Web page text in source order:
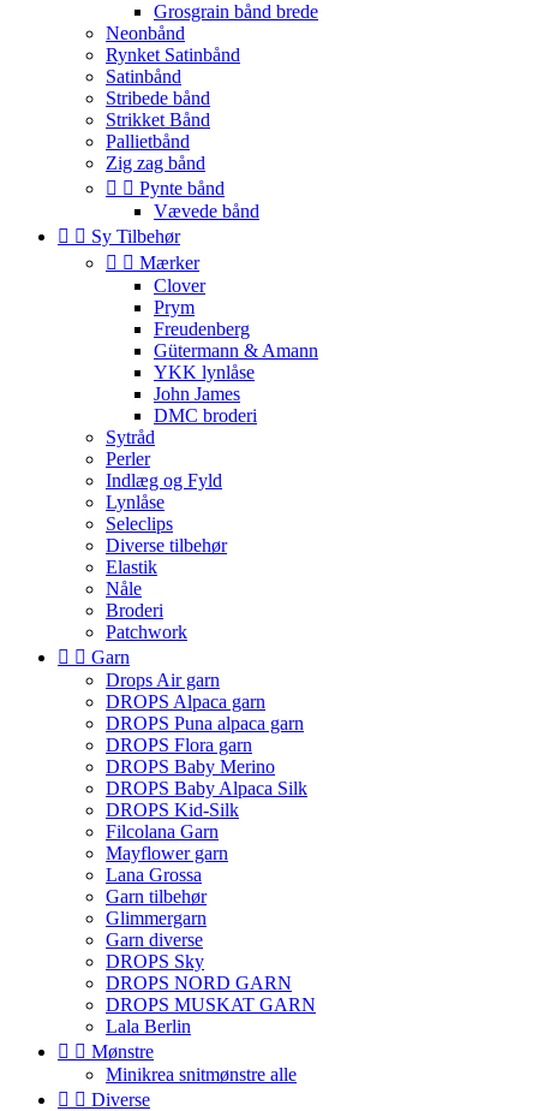
Grosgrain bånd brede
Neonbånd
Rynket Satinbånd
Satinbånd
Stribede bånd
Strikket Bånd
Pallietbånd
Zig zag bånd
  Pynte bånd
Vævede bånd
  Sy Tilbehør
  Mærker
Clover
Prym
Freudenberg
Gütermann & Amann
YKK lynlåse
John James
DMC broderi
Sytråd
Perler
Indlæg og Fyld
Lynlåse
Seleclips
Diverse tilbehør
Elastik
Nåle
Broderi
Patchwork
  Garn
Drops Air garn
DROPS Alpaca garn
DROPS Puna alpaca garn
DROPS Flora garn
DROPS Baby Merino
DROPS Baby Alpaca Silk
DROPS Kid-Silk
Filcolana Garn
Mayflower garn
Lana Grossa
Garn tilbehør
Glimmergarn
Garn diverse
DROPS Sky
DROPS NORD GARN
DROPS MUSKAT GARN
Lala Berlin
  Mønstre
Minikrea snitmønstre alle
  Diverse